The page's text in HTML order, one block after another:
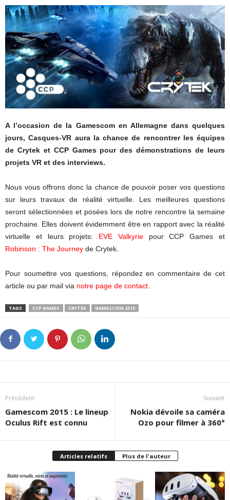
A l’occasion de la Gamescom en Allemagne dans quelques
jours, Casques-VR aura la chance de rencontrer les équipes
de Crytek et CCP Games pour des démonstrations de leurs
projets VR et des interviews.
Nous vous offrons donc la chance de pouvoir poser vos questions
sur leurs travaux de réalité virtuelle. Les meilleures questions
seront sélectionnées et posées lors de notre rencontre la semaine
prochaine. Elles doivent évidemment être en rapport avec la réalité
virtuelle et leurs projets: EVE Valkyriepour CCP Games et
Robinson : The Journey de Crytek.
Pour soumettre vos questions, répondez en commentaire de cet
article ou par mail via notre page de contact.
TAGS CCP GAMES CRYTEK GAMESCOM 2015
Précédent
Gamescom 2015 : Le lineup
Oculus Rift est connu
Suivant
Nokia dévoile sa caméra
Ozo pour filmer à 360°
Articles relatifs Plus de l'auteur